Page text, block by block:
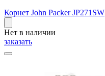
Корнет John Packer JP271SW
Нет в наличии
заказать